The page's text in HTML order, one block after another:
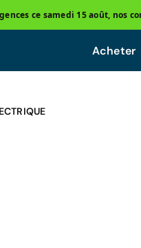
ce samedi 15 août, nos
Acheter